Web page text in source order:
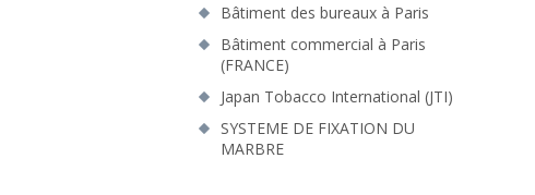
Bâtiment des bureaux à Paris
Bâtiment commercial à Paris
(FRANCE)
Japan Tobacco International (JTI)
SYSTEME DE FIXATION DU
MARBRE